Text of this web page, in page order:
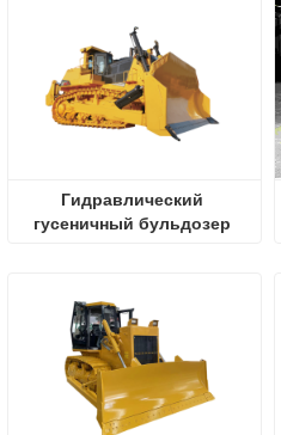
Гидравлический
гусеничный бульдозер